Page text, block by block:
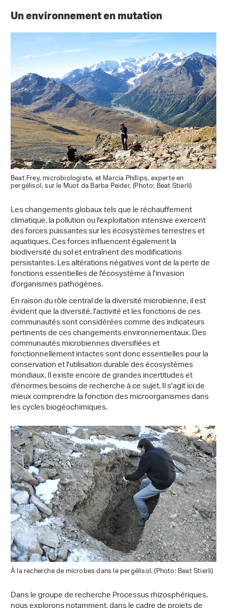
Un environnement en mutation
Beat Frey, microbiologiste, et Marcia Phillips, experte en
pergélisol, sur le Muot da Barba Peider. (Photo: Beat Stierli)
Les changements globaux tels que le réchauffement
climatique, la pollution ou l'exploitation intensive exercent
des forces puissantes sur les écosystèmes terrestres et
aquatiques. Ces forces influencent également la
biodiversité du sol et entraînent des modifications
persistantes. Les altérations négatives vont de la perte de
fonctions essentielles de l'écosystème à l'invasion
d'organismes pathogènes.
En raison du rôle central de la diversité microbienne, il est
évident que la diversité, l'activité et les fonctions de ces
communautés sont considérées comme des indicateurs
pertinents de ces changements environnementaux. Des
communautés microbiennes diversifiées et
fonctionnellement intactes sont donc essentielles pour la
conservation et l'utilisation durable des écosystèmes
mondiaux. Il existe encore de grandes incertitudes et
d'énormes besoins de recherche à ce sujet. Il s'agit ici de
mieux comprendre la fonction des microorganismes dans
les cycles biogéochimiques.
À la recherche de microbes dans le pergélisol. (Photo: Beat Stierli)
Dans le groupe de recherche Processus rhizosphériques,